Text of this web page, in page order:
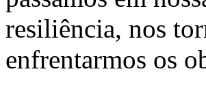
resiliência, nos
enfrentarmos os